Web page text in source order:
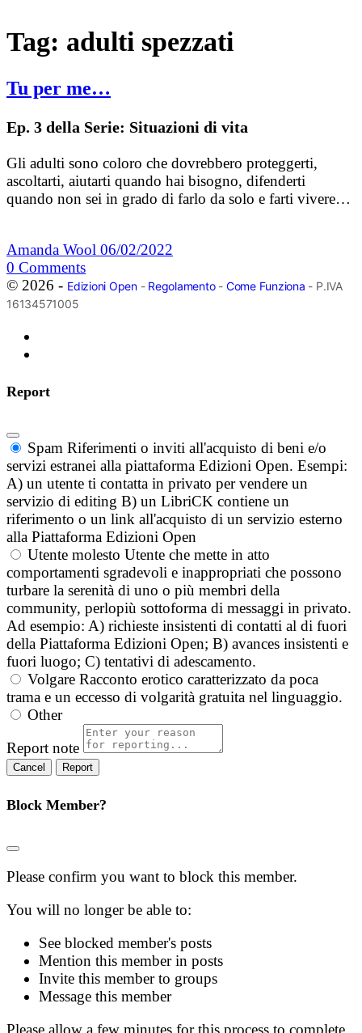
Tag: adulti spezzati
Tu per me…
Ep. 3 della Serie: Situazioni di vita
Gli adulti sono coloro che dovrebbero proteggerti,
ascoltarti, aiutarti quando hai bisogno, difenderti
quando non sei in grado di farlo da solo e farti vivere…
Amanda Wool 06/02/2022
0 Comments
© 2026 - Edizioni Open- Regolamento- Come Funziona - P.IVA
16134571005
Report
Spam Riferimenti o inviti all'acquisto di beni e/o
servizi estranei alla piattaforma Edizioni Open. Esempi:
A) un utente ti contatta in privato per vendere un
servizio di editing B) un LibriCK contiene un
riferimento o un link all'acquisto di un servizio esterno
alla Piattaforma Edizioni Open
Utente molesto Utente che mette in atto
comportamenti sgradevoli e inappropriati che possono
turbare la serenità di uno o più membri della
community, perlopiù sottoforma di messaggi in privato.
Ad esempio: A) richieste insistenti di contatti al di fuori
della Piattaforma Edizioni Open; B) avances insistenti e
fuori luogo; C) tentativi di adescamento.
Volgare Racconto erotico caratterizzato da poca
trama e un eccesso di volgarità gratuita nel linguaggio.
Other
Report note
Report
Block Member?
Please confirm you want to block this member.
You will no longer be able to:
See blocked member's posts
Mention this member in posts
Invite this member to groups
Message this member
Please allow a few minutes for this process to complete.